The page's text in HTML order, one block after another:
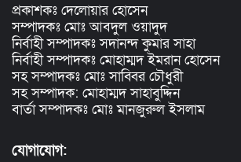
প্রকাশকঃ দেলোয়ার হোসেন
সম্পাদকঃ মোঃ আবদুল ওয়াদুদ
নির্বাহী সম্পাদকঃ সদানন্দ কুমার সাহা
নির্বাহী সম্পাদকঃ মোহাম্মদ ইমরান হোসেন
সহ সম্পাদকঃ মোঃ সাব্বির চৌধুরী
সহ সম্পাদক: মোহাম্মদ সাহাবুদ্দিন
বার্তা সম্পাদকঃ মোঃ মানজুরুল ইসলাম
যোগাযোগ: